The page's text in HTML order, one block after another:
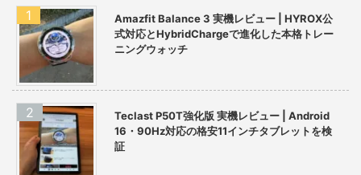
Amazfit Balance 3 実機レビュー | HYROX公
式対応とHybridChargeで進化した本格トレー
ニングウォッチ
Teclast P50T強化版 実機レビュー | Android
16・90Hz対応の格安11インチタブレットを検
証